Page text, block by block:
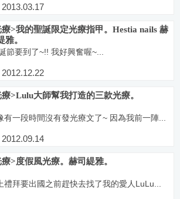
2013.03.17
>我的聖誕限定光療指甲。Hestia nails 赫
雅。
節要到了~!! 我好興奮喔~...
2012.12.22
>Lulu大師幫我打造的三款光療。
有一段時間沒有發光療文了~ 因為我前一陣...
2012.09.14
>度假風光療。赫司緹雅。
禮拜要出國之前趕快去找了我的愛人LuLu...